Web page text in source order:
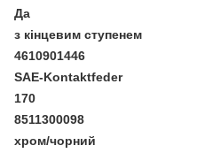
Да
з кінцевим ступенем
4610901446
SAE-Kontaktfeder
170
8511300098
хром/чорний